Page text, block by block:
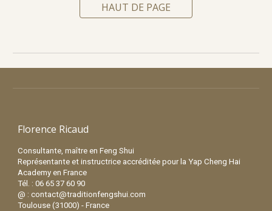
HAUT DE PAGE
Florence Ricaud
Consultante, maître en Feng Shui
Représentante et instructrice accréditée pour la Yap Cheng Hai
Academy en France
Tél. : 06 65 37 60 90
@ : contact@traditionfengshui.com
Toulouse (31000) - France